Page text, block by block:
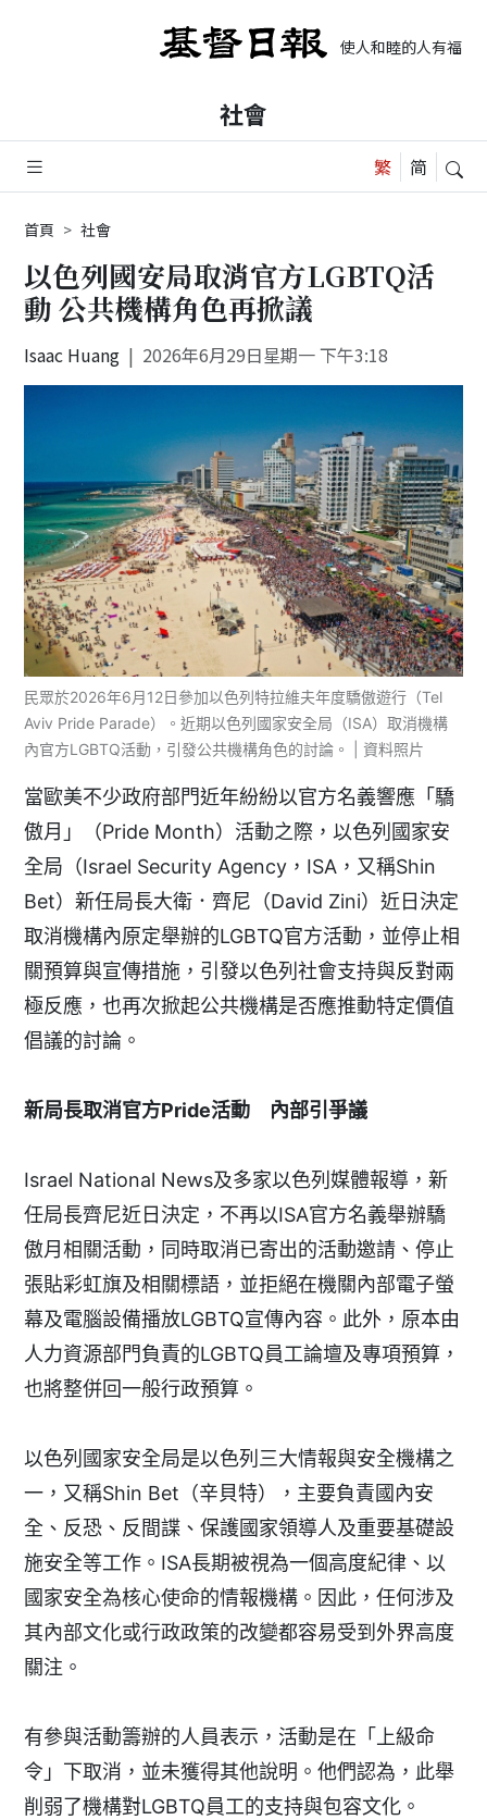
使人和睦的人有福了
社會
首頁 社會
以色列國安局取消官方LGBTQ活
動 公共機構角色再掀議
Isaac Huang 2026年6月29日星期一 下午3:18
民眾於2026年6月12日參加以色列特拉維夫年度驕傲遊行（Tel
Aviv Pride Parade）。近期以色列國家安全局（ISA）取消機構
內官方LGBTQ活動，引發公共機構角色的討論。 | 資料照片
當歐美不少政府部門近年紛紛以官方名義響應「驕
傲月」（Pride Month）活動之際，以色列國家安
全局（Israel Security Agency，ISA，又稱Shin
Bet）新任局長大衛．齊尼（David Zini）近日決定
取消機構內原定舉辦的LGBTQ官方活動，並停止相
關預算與宣傳措施，引發以色列社會支持與反對兩
極反應，也再次掀起公共機構是否應推動特定價值
倡議的討論。
新局長取消官方Pride活動 內部引爭議
Israel National News及多家以色列媒體報導，新
任局長齊尼近日決定，不再以ISA官方名義舉辦驕
傲月相關活動，同時取消已寄出的活動邀請、停止
張貼彩虹旗及相關標語，並拒絕在機關內部電子螢
幕及電腦設備播放LGBTQ宣傳內容。此外，原本由
人力資源部門負責的LGBTQ員工論壇及專項預算，
也將整併回一般行政預算。
以色列國家安全局是以色列三大情報與安全機構之
一，又稱Shin Bet（辛貝特），主要負責國內安
全、反恐、反間諜、保護國家領導人及重要基礎設
施安全等工作。ISA長期被視為一個高度紀律、以
國家安全為核心使命的情報機構。因此，任何涉及
其內部文化或行政政策的改變都容易受到外界高度
關注。
有參與活動籌辦的人員表示，活動是在「上級命
令」下取消，並未獲得其他說明。他們認為，此舉
削弱了機構對LGBTQ員工的支持與包容文化。